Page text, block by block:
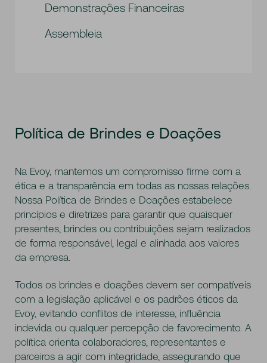
Demonstrações Financeiras
Assembleia
Política de Brindes e Doações
Na Evoy, mantemos um compromisso firme com a
ética e a transparência em todas as nossas relações.
Nossa Política de Brindes e Doações estabelece
princípios e diretrizes para garantir que quaisquer
presentes, brindes ou contribuições sejam realizados
de forma responsável, legal e alinhada aos valores
da empresa.
Todos os brindes e doações devem ser compatíveis
com a legislação aplicável e os padrões éticos da
Evoy, evitando conflitos de interesse, influência
indevida ou qualquer percepção de favorecimento. A
política orienta colaboradores, representantes e
parceiros a agir com integridade, assegurando que